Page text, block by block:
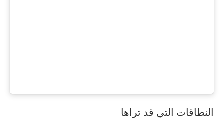
النطاقات التي قد تراها